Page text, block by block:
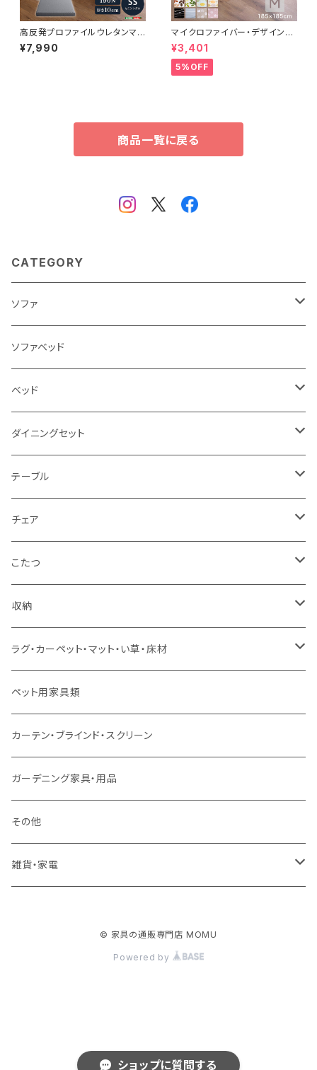
ショップに質問する
高反発プロファイルウレタンマッ
トレス【Beleza10-ベレーザ・テ
ン-】(セミシングル) ORM-10
¥7,990
マイクロファイバー・デザインラ
グマットMサイズ（185×185cm）
洗えるラグマット 【WASHFA2】
FRG-D2-M
¥3,401
5%OFF
商品一覧に戻る
CATEGORY
ソファ
3人掛け
2.5人掛け
2人掛け
1人掛け
カウチソファ
コーナーソファ
ソファセット
スツール・オットマン
ソファ付属品
クッション・座椅子
ソファベッド
ベッド
シングルサイズ以下（フレームのみ）
セミダブルサイズ（フレームのみ）
ダブルサイズ（フレームのみ）
ワイドダブルサイズ以上（フレームのみ）
シングルサイズ以下（マットレス付）
セミダブルサイズ（マットレス付）
ダブルサイズ（マットレス付）
ダブルサイズ以上（マットレス付）
ロフトベッド
二段ベッド
マットレス
ダイニングセット
ダイニング3点セット以下
ダイニング4点セット
ダイニング5点・6点セット
ダイニング7点セット以上
テーブル
センターテーブル
ダイニングテーブル
カウンターテーブル
リフティングテーブル
サイドテーブル・コーヒーテーブル
デスク
チェア
ダイニングチェア
カウンターチェア
キッズチェア
オフィスチェア・ゲーミングチェア
ダイニングベンチ・スツール
こたつ
こたつテーブル
こたつ布団
コタツ・布団セット
収納
本棚・シェルフ
食器棚・収納庫
レンジ台・カウンター
ラック
TVボード
キャビネット・飾り棚
ラグ・カーペット・マット・い草・床材
マット・フロアタイル
ラグ
カーペット
ペット用家具類
カーテン・ブラインド・スクリーン
ガーデニング家具・用品
その他
雑貨・家電
© 家具の通販専門店 MOMU
Powered by